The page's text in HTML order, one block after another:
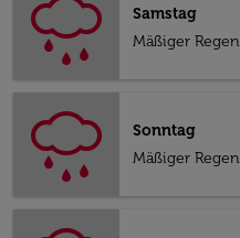
Samstag
Mäßiger Regen
Sonntag
Mäßiger Regen